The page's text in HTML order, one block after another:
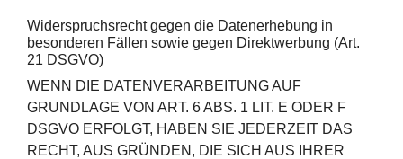
Widerspruchsrecht gegen die Datenerhebung in
besonderen Fällen sowie gegen Direktwerbung (Art.
21 DSGVO)
WENN DIE DATENVERARBEITUNG AUF
GRUNDLAGE VON ART. 6 ABS. 1 LIT. E ODER F
DSGVO ERFOLGT, HABEN SIE JEDERZEIT DAS
RECHT, AUS GRÜNDEN, DIE SICH AUS IHRER